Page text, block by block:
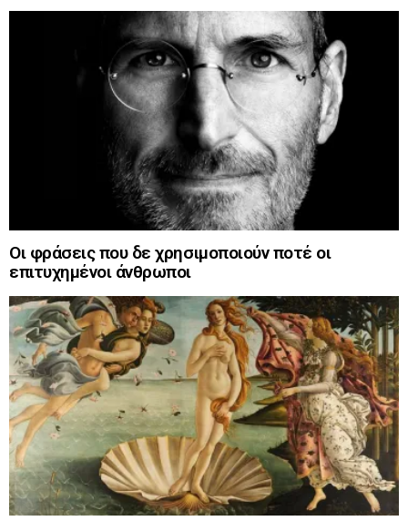
Οι φράσεις που δε χρησιμοποιούν ποτέ οι
επιτυχημένοι άνθρωποι